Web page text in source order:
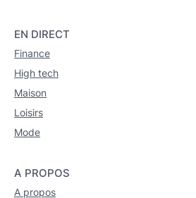
EN DIRECT
Finance
High tech
Maison
Loisirs
Mode
A PROPOS
A propos